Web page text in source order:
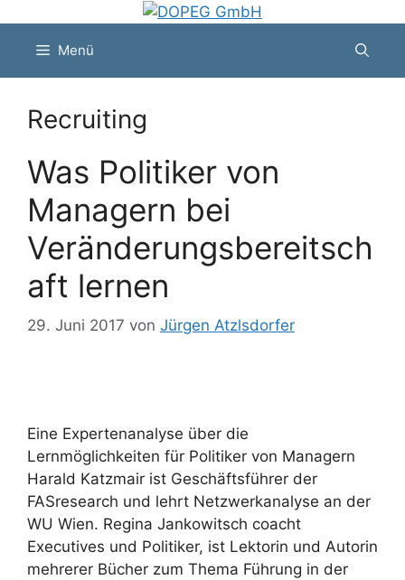
springenMenü
Recruiting
Was Politiker von
Managern bei
Veränderungsbereitsch
aft lernen
29. Juni 2017 von Jürgen Atzlsdorfer
Eine Expertenanalyse über die
Lernmöglichkeiten für Politiker von Managern
Harald Katzmair ist Geschäftsführer der
FASresearch und lehrt Netzwerkanalyse an der
WU Wien. Regina Jankowitsch coacht
Executives und Politiker, ist Lektorin und Autorin
mehrerer Bücher zum Thema Führung in der